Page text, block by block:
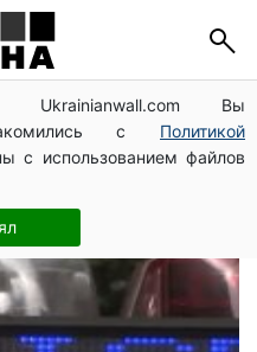
Ukrainianwall.com Вы
с Политикой
с использованием файлов